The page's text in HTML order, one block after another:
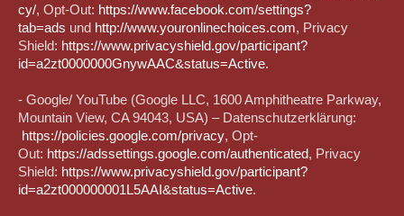
cy/, Opt-Out: https://www.facebook.com/settings?
tab=ads und http://www.youronlinechoices.com, Privacy
Shield: https://www.privacyshield.gov/participant?
id=a2zt0000000GnywAAC&status=Active.
- Google/ YouTube (Google LLC, 1600 Amphitheatre Parkway,
Mountain View, CA 94043, USA) – Datenschutzerklärung:
https://policies.google.com/privacy, Opt-
Out: https://adssettings.google.com/authenticated, Privacy
Shield: https://www.privacyshield.gov/participant?
id=a2zt000000001L5AAI&status=Active.